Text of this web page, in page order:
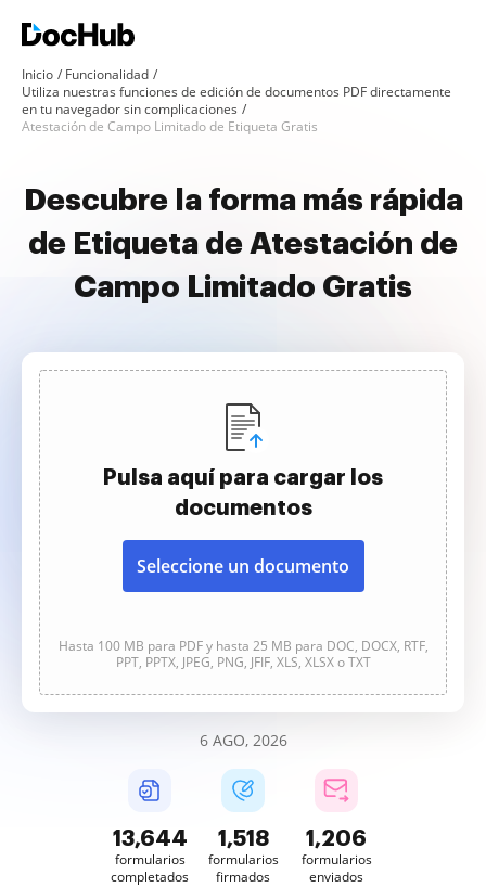
Inicio
Funcionalidad
Utiliza nuestras funciones de edición de documentos PDF directamente
en tu navegador sin complicaciones
Atestación de Campo Limitado de Etiqueta Gratis
Descubre la forma más rápida
de Etiqueta de Atestación de
Campo Limitado Gratis
Pulsa aquí para cargar los
documentos
Seleccione un documento
Hasta 100 MB para PDF y hasta 25 MB para DOC, DOCX, RTF,
PPT, PPTX, JPEG, PNG, JFIF, XLS, XLSX o TXT
6 AGO, 2026
13,644
formularios
completados
1,518
formularios
firmados
1,206
formularios
enviados